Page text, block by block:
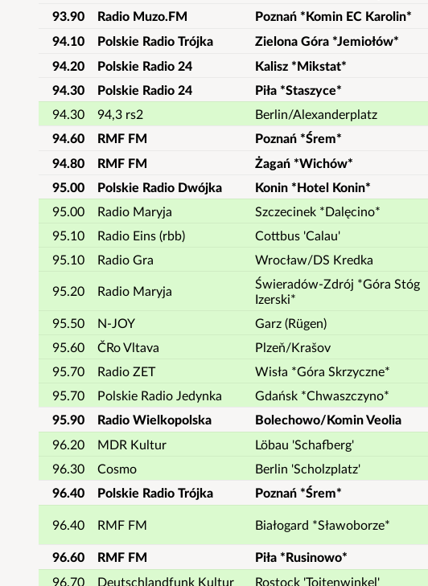
93.90
Radio Muzo.FM Poznań *Komin EC Karolin*
94.10
Polskie Radio Trójka Zielona Góra *Jemiołów*
94.20
Polskie Radio 24 Kalisz *Mikstat*
94.30
Polskie Radio 24 Piła *Staszyce*
94.30
94,3 rs2 Berlin/Alexanderplatz
94.60
RMF FM Poznań *Śrem*
94.80
RMF FM Żagań *Wichów*
95.00
Polskie Radio Dwójka Konin *Hotel Konin*
95.00
Radio Maryja Szczecinek *Dalęcino*
95.10
Radio Eins (rbb) Cottbus 'Calau'
95.10
Radio Gra Wrocław/DS Kredka
95.20 Radio Maryja
Świeradów-Zdrój *Góra Stóg
Izerski*
95.50 N-JOY Garz (Rügen)
95.60
ČRo Vltava Plzeň/Krašov
95.70
Radio ZET Wisła *Góra Skrzyczne*
95.70
Polskie Radio Jedynka Gdańsk *Chwaszczyno*
95.90
Radio Wielkopolska Bolechowo/Komin Veolia
96.20
MDR Kultur Löbau 'Schafberg'
96.30
Cosmo Berlin 'Scholzplatz'
96.40
Polskie Radio Trójka Poznań *Śrem*
96.40 RMF FM Białogard *Sławoborze*
96.60
RMF FM Piła *Rusinowo*
96.70
Deutschlandfunk Kultur Rostock 'Toitenwinkel'